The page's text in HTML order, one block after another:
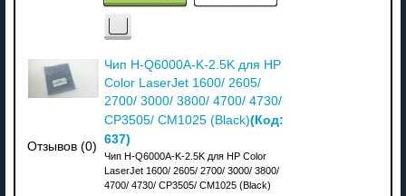
Отзывов (0)
Чип H-Q6000A-K-2.5K для HP
Color LaserJet 1600/ 2605/
2700/ 3000/ 3800/ 4700/ 4730/
CP3505/ CM1025 (Black)(Код:
637)
Чип H-Q6000A-K-2.5K для HP Color
LaserJet 1600/ 2605/ 2700/ 3000/ 3800/
4700/ 4730/ CP3505/ CM1025 (Black)